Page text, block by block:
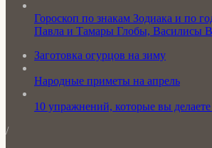
Гороскоп по знакам Зодиака и по
Павла и Тамары Глобы, Василисы
Заготовка огурцов на зиму
Народные приметы на апрель
10 упражнений, которые вы
/